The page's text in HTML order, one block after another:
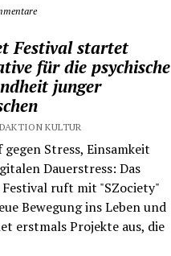
Festival startet
für die psychische
junger
KULTUR
gegen Stress, Einsamkeit
Dauerstress: Das
Festival ruft mit "SZociety"
Bewegung ins Leben und
erstmals Projekte aus, die